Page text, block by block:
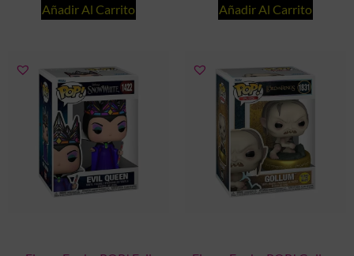
Añadir Al Carrito Añadir Al Carrito